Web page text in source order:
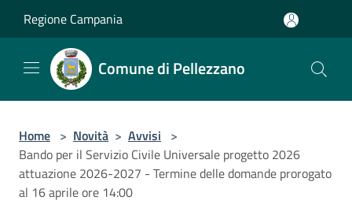
Regione Campania
Comune di Pellezzano
Home > Novità > Avvisi >
Bando per il Servizio Civile Universale progetto 2026
attuazione 2026-2027 - Termine delle domande prorogato
al 16 aprile ore 14:00